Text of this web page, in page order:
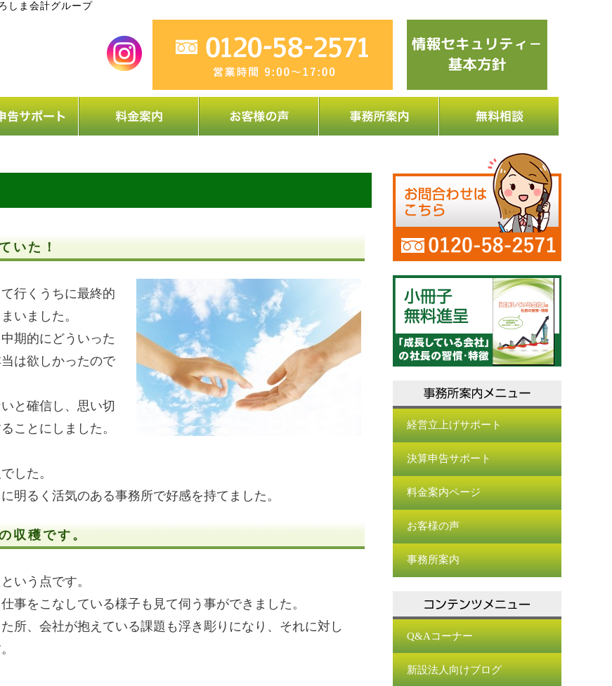
しま会計グループ
いた！
行くうちに最終的
いました。
期的にどういった
は欲しかったので
と確信し、思い切
ことにしました。
した。
明るく活気のある事務所で好感を持てました。
収穫です。
いう点です。
事をこなしている様子も見て伺う事ができました。
所、会社が抱えている課題も浮き彫りになり、それに対し
経営立上げサポート
決算申告サポート
料金案内ページ
お客様の声
事務所案内
Q&Aコーナー
新設法人向けブログ